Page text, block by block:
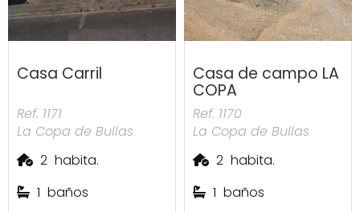
Casa Carril
Ref. 1171
La Copa de Bullas
2 habita.
1 baños
Casa de campo LA
COPA
Ref. 1170
La Copa de Bullas
2 habita.
1 baños